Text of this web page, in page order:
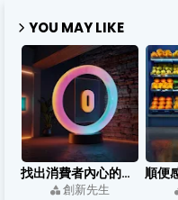
YOU MAY LIKE
找出消費者內心的需求感受：「即時感」和「衝動感」
創新先生